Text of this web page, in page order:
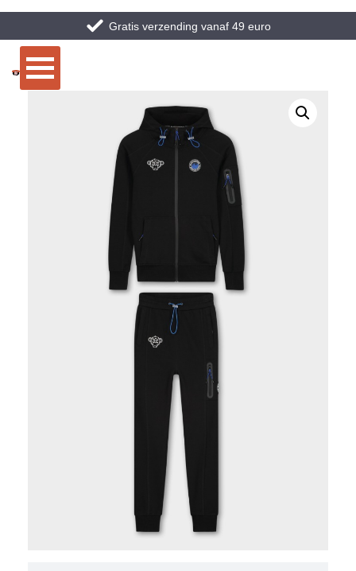
Gratis verzending vanaf 49 euro